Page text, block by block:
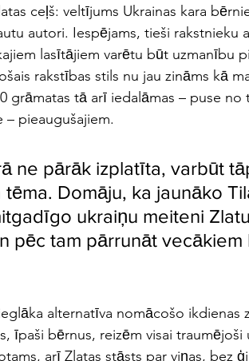
ceļš: veltījums Ukrainas kara
autori. Iespējams, tieši rakstnieku
lasītājiem varētu būt uzmanību
rakstības stils nu jau zināms kā
grāmatas tā arī iedalāmas – puse no
– pieaugušajiem.
ne pārāk izplatīta, varbūt
Domāju, ka jaunāko
ukraiņu meiteni
pēc tam pārrunāt vecākiem
alternatīva nomācošo ikdienas
īpaši bērnus, reizēm visai traumējoši
arī Zlatas stāsts par viņas, bez